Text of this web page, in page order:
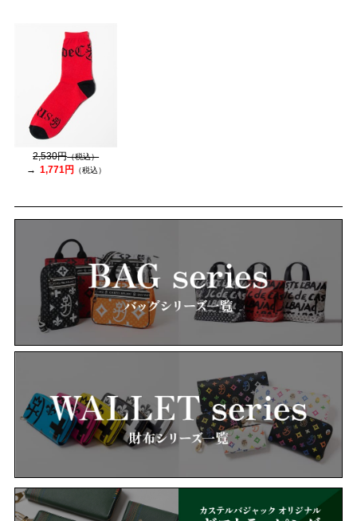
2,530円（税込）
1,771円 （税込）